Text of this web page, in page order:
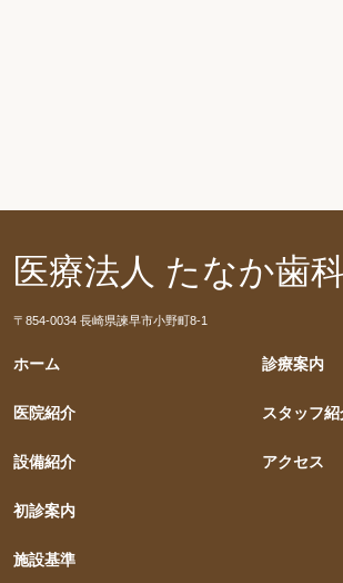
医療法人 たなか歯
〒854-0034 長崎県諫早市小野町8-1
ホーム
医院紹介
設備紹介
初診案内
施設基準
診療案内
スタッフ紹
アクセス